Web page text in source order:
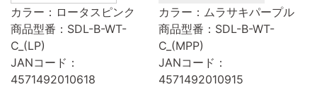
カラー：ロータスピンク
商品型番：SDL-B-WT-
C_(LP)
JANコード：
4571492010618
カラー：ムラサキパープル
商品型番：SDL-B-WT-
C_(MPP)
JANコード：
4571492010915